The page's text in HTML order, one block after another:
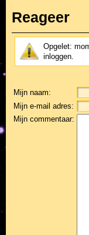
Reageer
Opgelet:
inloggen.
Mijn naam:
Mijn e-mail adres:
Mijn commentaar: